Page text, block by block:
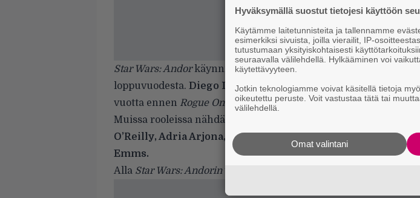
Star Wars: Andorkäynnistyy näillä näkymin Disney Plussassa
loppuvuodesta. Diego Lunapalaa Cassian Andoriksi. Sarja
vuotta ennen Rogue One: A Star Wars Storyntapahtumia.
Muissa rooleissa nähdään muun muassa
O’Reilly, Adria Arjona, Fiona Shaw, Denise Gough, Kyle
Emms.
Alla Star Wars: Andorinteaseri.
Hyväksymällä suostut tietojesi käyttöön
Käytämme laitetunnisteita ja tallennamme
esimerkiksi sivuista, joilla vierailit, IP-
tutustumaan yksityiskohtaisesti
seuraavalla välilehdellä. Hylkääminen voi
käytettävyyteen.
Jotkin teknologiamme voivat käsitellä tietoja
oikeutettu peruste. Voit vastustaa tätä tai
välilehdellä.
Omat valintani